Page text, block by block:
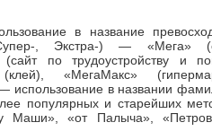
в название
, Экстра-) — «Мега»
по трудоустройству и
«МегаМакс»
использование в названии
популярных и старейших
Маши», «от Палыча»,